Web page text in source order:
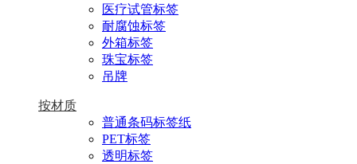
医疗试管标签
耐腐蚀标签
外箱标签
珠宝标签
吊牌
按材质
普通条码标签纸
PET标签
透明标签